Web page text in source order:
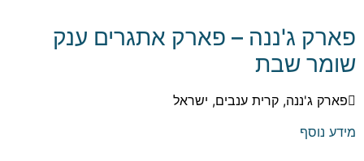
פארק ג'ננה – פארק אתגרים ענק
שומר שבת
פארק ג'ננה, קרית ענבים, ישראל
מידע נוסף